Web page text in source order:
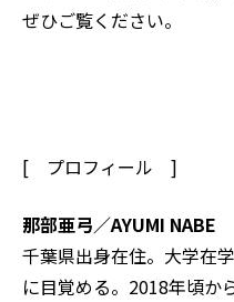
ぜひご覧ください。
[ プロフィール ]
那部亜弓／AYUMI NABE
千葉県出身在住。大学在
に目覚める。2018年頃か